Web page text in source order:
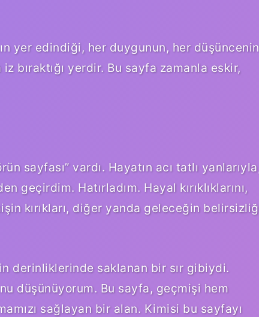
yer edindiği, her duygunun, her düşüncenin
bıraktığı yerdir. Bu sayfa zamanla eskir,
sayfası” vardı. Hayatın acı tatlı
geçirdim. Hatırladım. Hayal kırıklıklarını,
kırıkları, diğer yanda geleceğin
derinliklerinde saklanan bir sır gibiydi.
düşünüyorum. Bu sayfa, geçmişi hem
sağlayan bir alan. Kimisi bu sayfayı